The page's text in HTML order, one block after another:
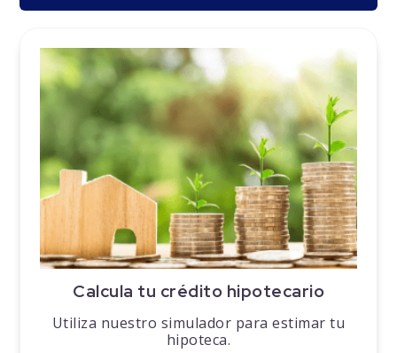
Calcula tu crédito hipotecario
Utiliza nuestro simulador para estimar tu
hipoteca.